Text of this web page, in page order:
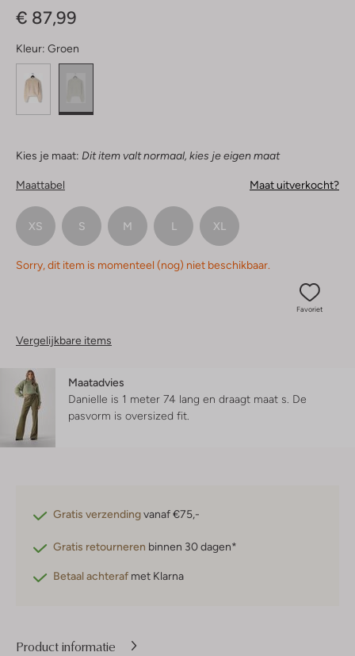
€ 87,99
Kleur: Groen
Kies je maat: Dit item valt normaal, kies je eigen maat
Maattabel Maat uitverkocht?
XS S M L XL
Sorry, dit item is momenteel (nog) niet beschikbaar.
Favoriet
Vergelijkbare items
Maatadvies
Danielle is 1 meter 74 lang en draagt maat s. De
pasvorm is oversized fit
Gratis verzendingvanaf €75,-
Gratis retourneren binnen 30 dagen*
Betaal achteraf met Klarna
Product informatie